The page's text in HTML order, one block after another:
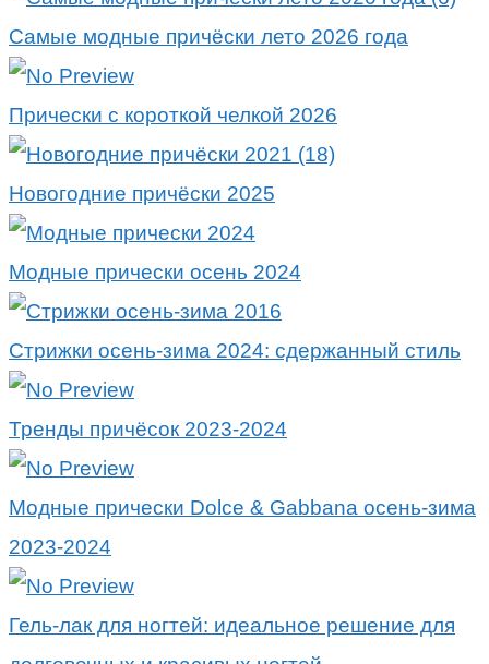
Самые модные причёски лето 2026 года
Прически с короткой челкой 2026
Новогодние причёски 2025
Модные прически осень 2024
Стрижки осень-зима 2024: сдержанный стиль
Тренды причёсок 2023-2024
Модные прически Dolce & Gabbana осень-зима
2023-2024
Гель-лак для ногтей: идеальное решение для